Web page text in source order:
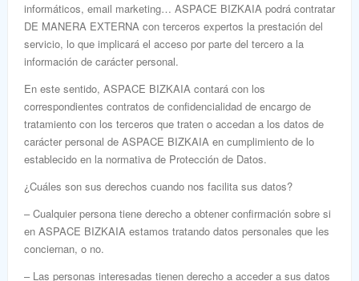
informáticos, email marketing… ASPACE BIZKAIA podrá contratar
DE MANERA EXTERNA con terceros expertos la prestación del
servicio, lo que implicará el acceso por parte del tercero a la
información de carácter personal.
En este sentido, ASPACE BIZKAIA contará con los
correspondientes contratos de confidencialidad de encargo de
tratamiento con los terceros que traten o accedan a los datos de
carácter personal de ASPACE BIZKAIA en cumplimiento de lo
establecido en la normativa de Protección de Datos.
¿Cuáles son sus derechos cuando nos facilita sus datos?
– Cualquier persona tiene derecho a obtener confirmación sobre si
en ASPACE BIZKAIA estamos tratando datos personales que les
conciernan, o no.
– Las personas interesadas tienen derecho a acceder a sus datos